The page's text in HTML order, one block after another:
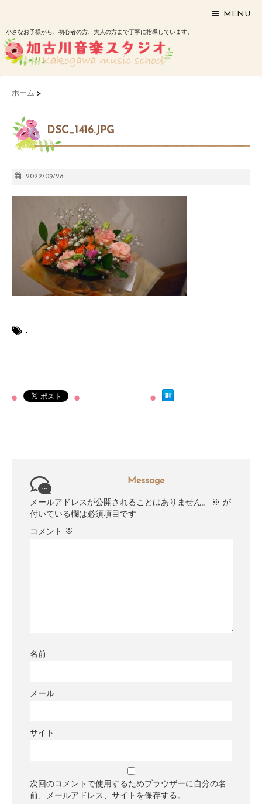
MENU
小さなお子様から、初心者の方、大人の方まで丁寧に指導しています。
ホーム >
DSC_1416.JPG
2022/09/28
-
Message
メールアドレスが公開されることはありません。 ※ が
付いている欄は必須項目です
コメント ※
名前
メール
サイト
次回のコメントで使用するためブラウザーに自分の名
前、メールアドレス、サイトを保存する。